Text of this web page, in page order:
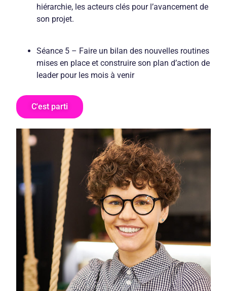
hiérarchie, les acteurs clés pour l’avancement de
son projet.
Séance 5 – Faire un bilan des nouvelles routines
mises en place et construire son plan d’action de
leader pour les mois à venir
C'est parti